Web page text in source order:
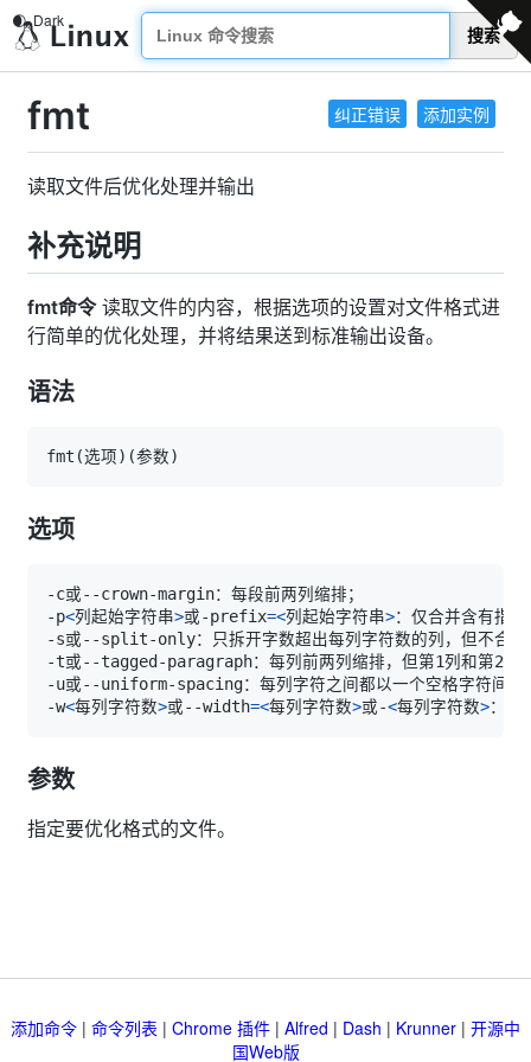
搜索
纠正错误 添加实例
fmt
读取文件后优化处理并输出
补充说明
fmt命令读取文件的内容，根据选项的设置对文件格式进
行简单的优化处理，并将结果送到标准输出设备。
语法
fmt (选项) (参数)
选项
-p<列起始字符串>或-prefix=<列起始字符串>
-w<每列字符数>或--width=<每列字符数>或-<每列字符数>
参数
指定要优化格式的文件。
添加命令 | 命令列表 | Chrome 插件 | Alfred | Dash | Krunner | 开源中
国Web版